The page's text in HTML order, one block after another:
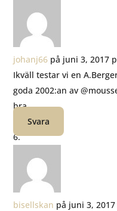
johanj66 på juni 3, 2017
Ikväll testar vi en
goda 2002:an av
bra.
Svara
bisellskan på juni 3,